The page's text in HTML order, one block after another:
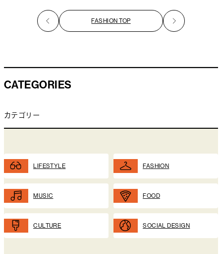
FASHION TOP
CATEGORIES
カテゴリー
LIFESTYLE FASHION
MUSIC FOOD
CULTURE SOCIAL DESIGN